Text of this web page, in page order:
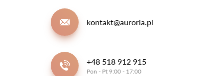
kontakt@auroria.pl
+48 518 912 915
Pon - Pt 9:00 - 17:00